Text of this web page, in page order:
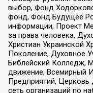
выбор, Фонд
фонд, Фонд Будущее
информации, Проект
за права человека,
Христиан Украинской
Поколение, Духовное
Библейский Колледж,
движение, Всемирный
Предприятий, Церковь
сеть организаций по